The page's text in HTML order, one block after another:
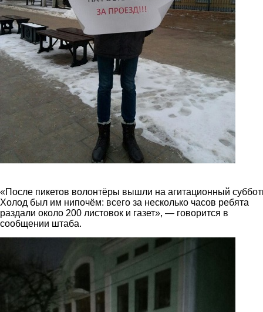
«После пикетов волонтёры вышли на агитационный
Холод был им нипочём: всего за несколько часов ребята
раздали около 200 листовок и газет», — говорится в
сообщении штаба.